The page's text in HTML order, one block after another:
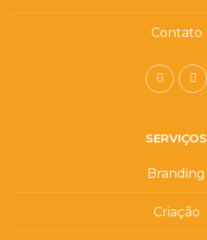
Contato
SERVIÇOS
Branding
Criação